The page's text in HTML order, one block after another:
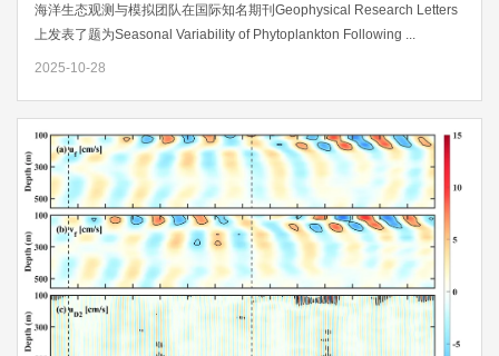
海洋生态观测与模拟团队在国际知名期刊Geophysical Research Letters
上发表了题为Seasonal Variability of Phytoplankton Following ...
2025-10-28